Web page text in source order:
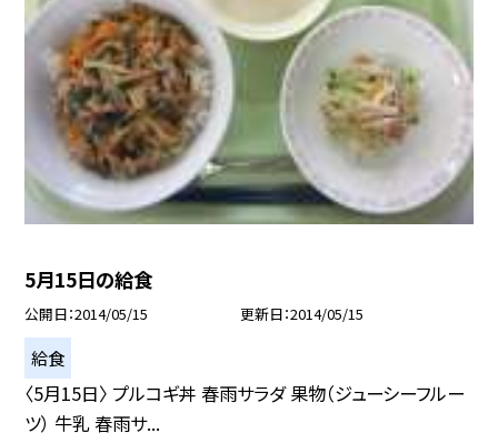
5月15日の給食
公開日 2014/05/15 更新日 2014/05/15
給食
〈5月15日〉 プルコギ丼 春雨サラダ 果物（ジューシーフルー
ツ） 牛乳 春雨サ...